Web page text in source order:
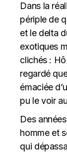
Dans la
périple de
et le delta
exotiques
clichés :
regardé
émaciée
pu le voir
Des
homme et
qui